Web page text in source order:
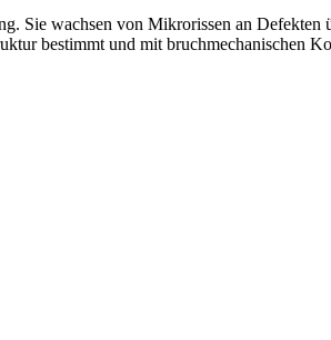
Sie wachsen von Mikrorissen an Defekten
bestimmt und mit bruchmechanischen